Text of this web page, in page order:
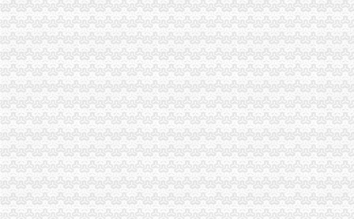
从一则案例谈撤销权的效力范围__中国东方资产管理公司重庆办事处诉
《企业注销股东会决议》100篇第一文库网
食监总局通报65批次不合格食品水产品占多数_热点新闻_食品资讯_
公司注销公告范本_公司清算_中顾律网
重庆微型企业网上申报以注销但之前有税每申报怎么办-91股票网